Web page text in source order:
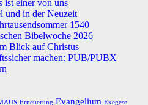
ist einer von uns
und in der Neuzeit
1540
Bibelwoche 2026
Blick auf Christus
machen: PUB/PUBX
Erneuerung Evangelium Exegese